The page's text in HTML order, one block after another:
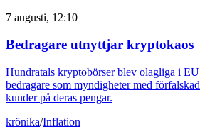
7 augusti, 12:10
Bedragare utnyttjar kryptokaos
Hundratals kryptobörser blev olagliga i
bedragare som myndigheter med
kunder på deras pengar.
krönika/Inflation